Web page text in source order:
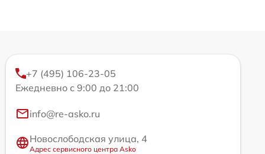
+7 (495) 106-23-05
Ежедневно с 9:00 до 21:00
info@re-asko.ru
Новослободская улица, 4
Адрес сервисного центра Asko